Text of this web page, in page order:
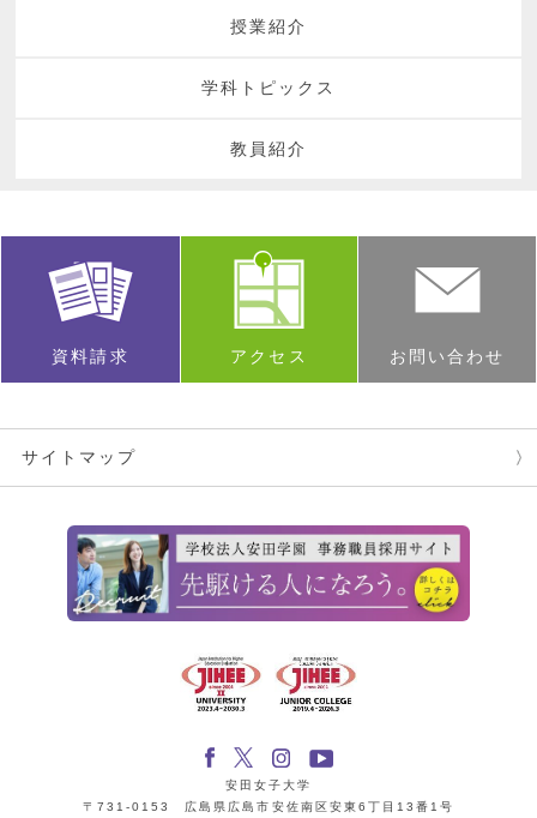
授業紹介
学科トピックス
教員紹介
資料請求 アクセス お問い合わせ
サイトマップ
安田女子大学
〒731-0153 広島県広島市安佐南区安東6丁目13番1号